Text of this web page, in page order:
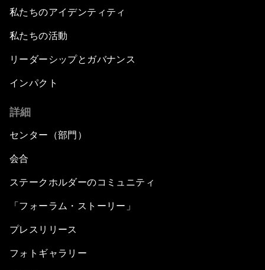
私たちのアイデンティティ
私たちの活動
リーダーシップとガバナンス
インパクト
詳細
センター（部門）
会合
ステークホルダーのコミュニティ
「フォーラム・ストーリー」
プレスリリース
フォトギャラリー